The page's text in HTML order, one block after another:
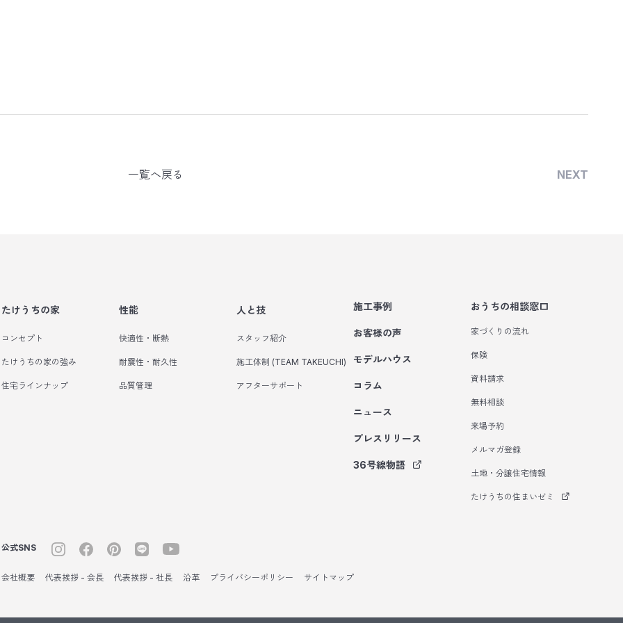
一覧へ戻る NEXT
たけうちの家
コンセプト
たけうちの家の強み
住宅ラインナップ
性能
快適性・断熱
耐震性・耐久性
品質管理
人と技
スタッフ紹介
施工体制 (TEAM TAKEUCHI)
アフターサポート
施工事例
お客様の声
モデルハウス
コラム
ニュース
プレスリリース
36号線物語
おうちの相談窓口
家づくりの流れ
保険
資料請求
無料相談
来場予約
メルマガ登録
土地・分譲住宅情報
たけうちの住まいゼミ
公式SNS
会社概要 代表挨拶 - 会長 代表挨拶 - 社長 沿革 プライバシーポリシー サイトマップ